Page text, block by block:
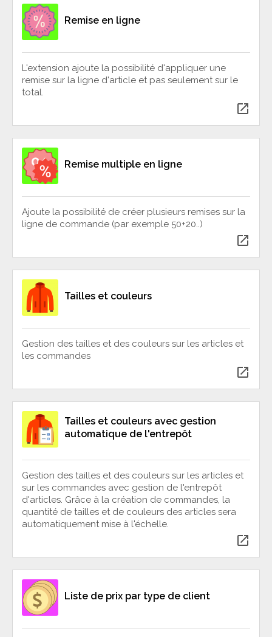
Remise en ligne
L'extension ajoute la possibilité d'appliquer une
remise sur la ligne d'article et pas seulement sur le
total.
open_in_new
Remise multiple en ligne
Ajoute la possibilité de créer plusieurs remises sur la
ligne de commande (par exemple 50+20..)
open_in_new
Tailles et couleurs
Gestion des tailles et des couleurs sur les articles et
les commandes
open_in_new
Tailles et couleurs avec gestion
automatique de l'entrepôt
Gestion des tailles et des couleurs sur les articles et
sur les commandes avec gestion de l'entrepôt
d'articles. Grâce à la création de commandes, la
quantité de tailles et de couleurs des articles sera
automatiquement mise à l'échelle.
open_in_new
Liste de prix par type de client